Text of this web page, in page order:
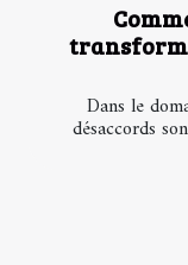
Dans le
désaccords